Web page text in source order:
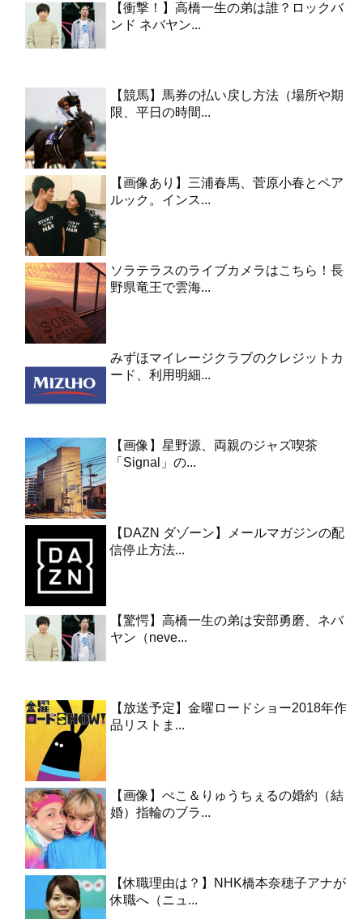
【衝撃！】高橋一生の弟は誰？ロックバ
ンド ネバヤン...
【競馬】馬券の払い戻し方法（場所や期
限、平日の時間...
【画像あり】三浦春馬、菅原小春とペア
ルック。インス...
ソラテラスのライブカメラはこちら！長
野県竜王で雲海...
みずほマイレージクラブのクレジットカ
ード、利用明細...
【画像】星野源、両親のジャズ喫茶
「Signal」の...
【DAZN ダゾーン】メールマガジンの配
信停止方法...
【驚愕】高橋一生の弟は安部勇磨、ネバ
ヤン（neve...
【放送予定】金曜ロードショー2018年作
品リストま...
【画像】ぺこ＆りゅうちぇるの婚約（結
婚）指輪のブラ...
【休職理由は？】NHK橋本奈穂子アナが
休職へ（ニュ...